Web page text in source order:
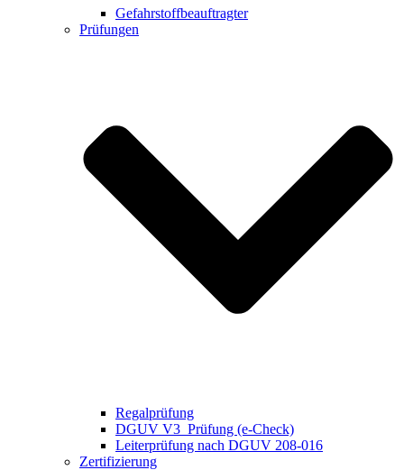
Gefahrstoffbeauftragter
Prüfungen
Regalprüfung
DGUV V3 Prüfung (e-Check)
Leiterprüfung nach DGUV 208-016
Zertifizierung